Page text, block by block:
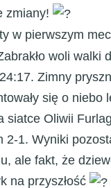
zmiany!
w pierwszym
woli walki
Zimny
się o niebo
siatce Oliwii
1. Wyniki
ale fakt, że
na przyszłość